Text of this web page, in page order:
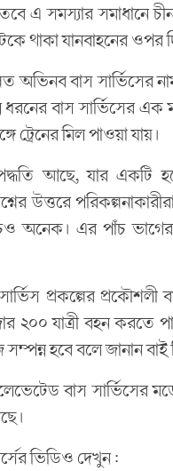
সমস্যার সমাধানে চীন
থাকা যানবাহনের ওপর
অভিনব বাস সার্ভিসের
ধরনের বাস সার্ভিসের
ট্রেনের মিল পাওয়া যায়।
আছে, যার একটি
উত্তরে
অনেক। এর পাঁচ
প্রকল্পের প্রকৌশলী
২০০ যাত্রী বহন করতে
হবে বলে জানান বাই
ইলেভেটেড বাস
ভিডিও দেখুন :